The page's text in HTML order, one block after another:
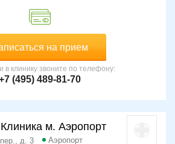
на прием
в клинику звоните по телефону:
(495) 489-81-70
м. Аэропорт
д. 3
Аэропорт